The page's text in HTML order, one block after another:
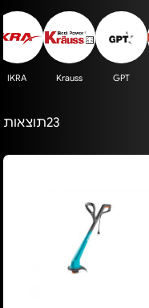
GPT
Krauss
IKRA
23תוצאות